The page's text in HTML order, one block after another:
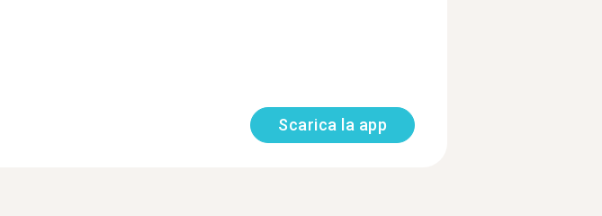
Scarica la app